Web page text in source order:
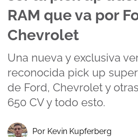
RAM que va por
Chevrolet
Una nueva y exclusiva
reconocida pick up
de Ford, Chevrolet y
650 CV y todo esto.
Por Kevin Kupferberg